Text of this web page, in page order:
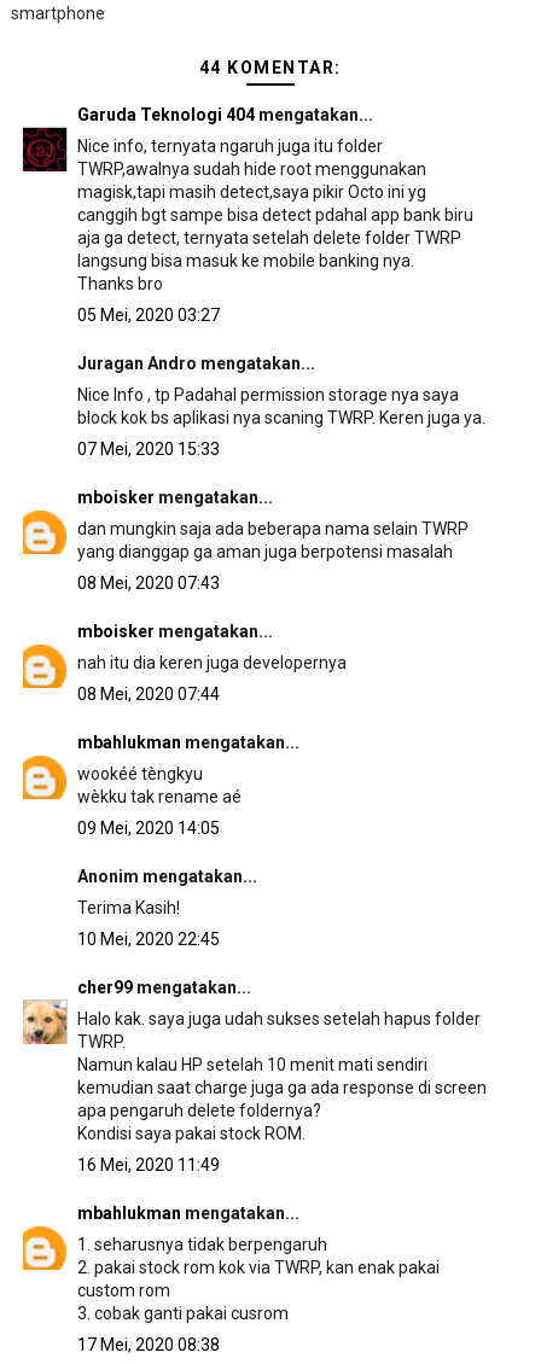
smartphone
44 KOMENTAR:
Garuda Teknologi 404mengatakan...
Nice info, ternyata ngaruh juga itu folder
TWRP,awalnya sudah hide root menggunakan
magisk,tapi masih detect,saya pikir Octo ini yg
canggih bgt sampe bisa detect pdahal app bank biru
aja ga detect, ternyata setelah delete folder TWRP
langsung bisa masuk ke mobile banking nya.
Thanks bro
05 Mei, 2020 03:27
Juragan Andro mengatakan...
Nice Info , tp Padahal permission storage nya saya
block kok bs aplikasi nya scaning TWRP. Keren juga ya.
07 Mei, 2020 15:33
mboisker mengatakan...
dan mungkin saja ada beberapa nama selain TWRP
yang dianggap ga aman juga berpotensi masalah
08 Mei, 2020 07:43
mboisker mengatakan...
nah itu dia keren juga developernya
08 Mei, 2020 07:44
mbahlukman mengatakan...
wookéé tèngkyu
wèkku tak rename aé
09 Mei, 2020 14:05
Anonim mengatakan...
Terima Kasih!
10 Mei, 2020 22:45
cher99mengatakan...
Halo kak. saya juga udah sukses setelah hapus folder
TWRP.
Namun kalau HP setelah 10 menit mati sendiri
kemudian saat charge juga ga ada response di screen
apa pengaruh delete foldernya?
Kondisi saya pakai stock ROM.
16 Mei, 2020 11:49
mbahlukman mengatakan...
1. seharusnya tidak berpengaruh
2. pakai stock rom kok via TWRP, kan enak pakai
custom rom
3. cobak ganti pakai cusrom
17 Mei, 2020 08:38